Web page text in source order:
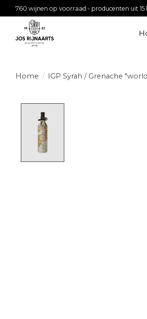
760 wijnen op voorraad - producenten uit 15
Home / IGP Syrah / Grenache